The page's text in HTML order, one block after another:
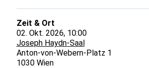
Zeit & Ort
02. Okt. 2026, 10:00
Joseph Haydn-Saal
Anton-von-Webern-Platz 1
1030 Wien